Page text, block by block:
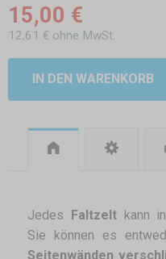
15,00 €
12,61 € ohne MwSt.
IN DEN WARENKORB
Jedes Faltzeltkann
Sie können es
Seitenwänden